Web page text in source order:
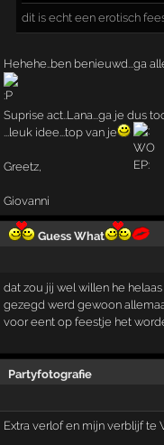
dit is echt een erotisch
Hehehe..ben benieuwd...ga
Suprise act..Lana...ga je dus
...leuk idee...top van je
Greetz,
Giovanni
Guess What
dat zou jij wel willen he
gezegd werd gewoon
voor eent op feestje het
Partyfotografie
Extra verlof en mijn verblijf te